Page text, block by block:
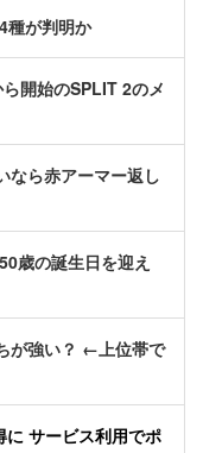
種が判明か
開始のSPLIT 2のメ
なら赤アーマー返し
歳の誕生日を迎え
が強い？ ←上位帯で
に サービス利用でポ